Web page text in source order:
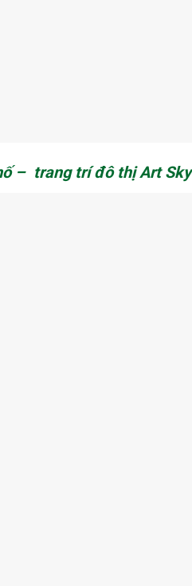
– trang trí đô thị Art Sky